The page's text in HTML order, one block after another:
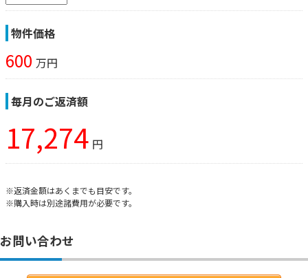
物件価格
600 万円
毎月のご返済額
17,274 円
※返済金額はあくまでも目安です。
※購入時は別途諸費用が必要です。
お問い合わせ